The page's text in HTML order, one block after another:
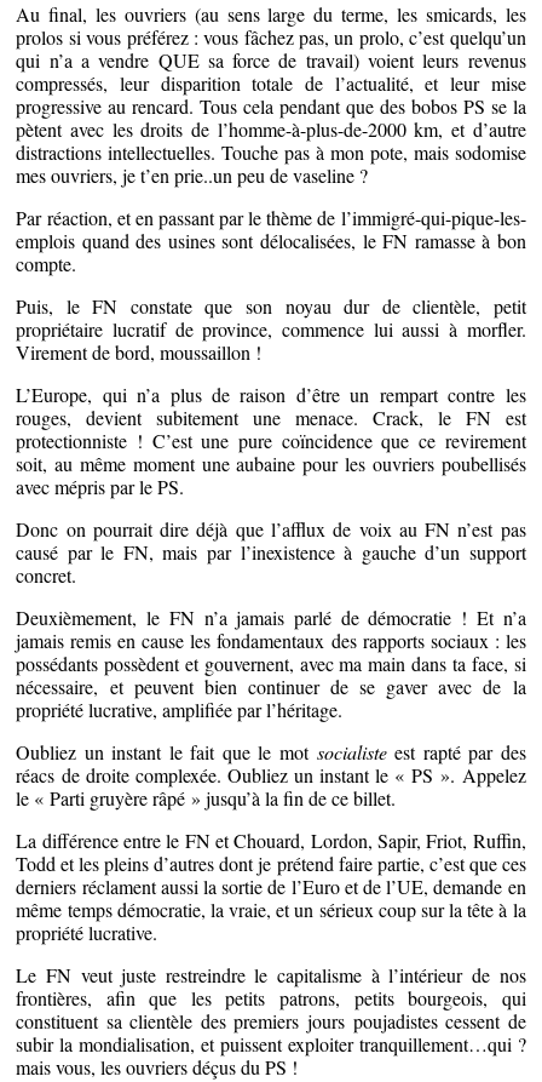
Au final, les ouvriers (au sens large du terme, les smicards, les
prolos si vous préférez : vous fâchez pas, un prolo, c’est quelqu’un
qui n’a a vendre QUE sa force de travail) voient leurs revenus
compressés, leur disparition totale de l’actualité, et leur mise
progressive au rencard. Tous cela pendant que des bobos PS se la
pètent avec les droits de l’homme-à-plus-de-2000 km, et d’autre
distractions intellectuelles. Touche pas à mon pote, mais sodomise
mes ouvriers, je t’en prie..un peu de vaseline ?
Par réaction, et en passant par le thème de l’immigré-qui-pique-les-
emplois quand des usines sont délocalisées, le FN ramasse à bon
compte.
Puis, le FN constate que son noyau dur de clientèle, petit
propriétaire lucratif de province, commence lui aussi à morfler.
Virement de bord, moussaillon !
L’Europe, qui n’a plus de raison d’être un rempart contre les
rouges, devient subitement une menace. Crack, le FN est
protectionniste ! C’est une pure coïncidence que ce revirement
soit, au même moment une aubaine pour les ouvriers poubellisés
avec mépris par le PS.
Donc on pourrait dire déjà que l’afflux de voix au FN n’est pas
causé par le FN, mais par l’inexistence à gauche d’un support
concret.
Deuxièmement, le FN n’a jamais parlé de démocratie ! Et n’a
jamais remis en cause les fondamentaux des rapports sociaux : les
possédants possèdent et gouvernent, avec ma main dans ta face, si
nécessaire, et peuvent bien continuer de se gaver avec de la
propriété lucrative, amplifiée par l’héritage.
Oubliez un instant le fait que le mot socialisteest rapté par des
réacs de droite complexée. Oubliez un instant le « PS ». Appelez
le « Parti gruyère râpé » jusqu’à la fin de ce billet.
La différence entre le FN et Chouard, Lordon, Sapir, Friot, Ruffin,
Todd et les pleins d’autres dont je prétend faire partie, c’est que ces
derniers réclament aussi la sortie de l’Euro et de l’UE, demande en
même temps démocratie, la vraie, et un sérieux coup sur la tête à la
propriété lucrative.
Le FN veut juste restreindre le capitalisme à l’intérieur de nos
frontières, afin que les petits patrons, petits bourgeois, qui
constituent sa clientèle des premiers jours poujadistes cessent de
subir la mondialisation, et puissent exploiter tranquillement…qui ?
mais vous, les ouvriers déçus du PS !